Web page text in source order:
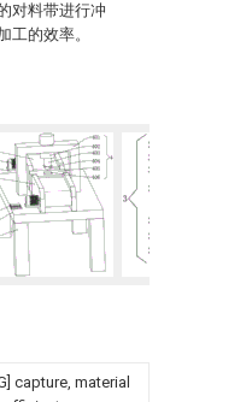
对料带进行冲
工的效率。
capture, material